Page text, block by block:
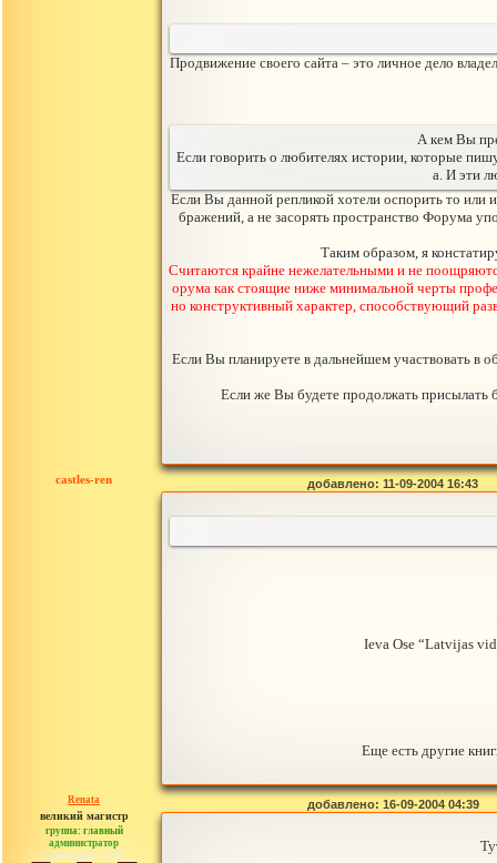
Продвижение своего сайта – это личное дело
А кем Вы
Если говорить о любителях истории, которые
а. И эти
Если Вы данной репликой хотели оспорить то или
бражений, а не засорять пространство Форума
Таким образом, я
Считаются крайне нежелательными и не
орума как стоящие ниже минимальной черты
но конструктивный характер, способствующий
Если Вы планируете в дальнейшем участвовать в
Если же Вы будете продолжать присылать
castles-ren добавлено: 11-09-2004 16:43
Ieva Ose “Latvijas
Еще есть другие
Renata
великий магистр
группа: главный
администратор
сообщений: 2765
добавлено: 16-09-2004 04:39